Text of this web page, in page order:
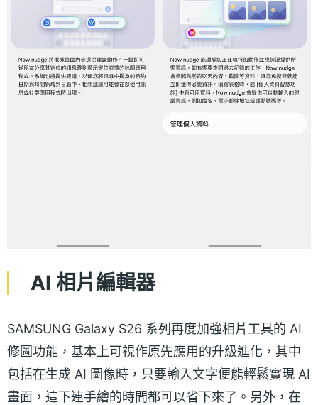
AI 相片編輯器
SAMSUNG Galaxy S26 系列再度加強相片工具的 AI
修圖功能，基本上可視作原先應用的升級進化，其中
包括在生成 AI 圖像時，只要輸入文字便能輕鬆實現 AI
畫面，這下連手繪的時間都可以省下來了。另外，在